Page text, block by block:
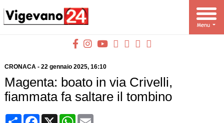
CRONACA- 22 gennaio 2025, 16:10
Magenta: boato in via Crivelli,
fiammata fa saltare il tombino
CondividiFacebook
X WhatsApp
Email